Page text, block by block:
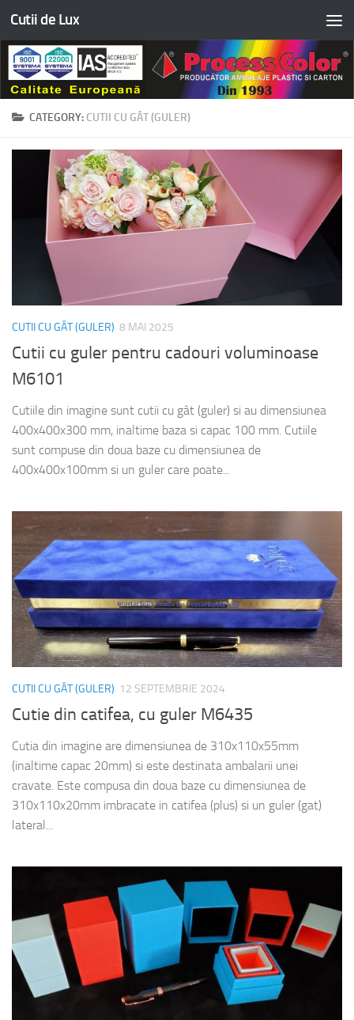
Skip to content
Cutii de Lux
CATEGORY: CUTII CU GÂT (GULER)
CUTII CU GÂT (GULER) 8 MAI 2025
Cutii cu guler pentru cadouri voluminoase
M6101
Cutiile din imagine sunt cutii cu gât (guler) si au dimensiunea
400x400x300 mm, inaltime baza si capac 100 mm. Cutiile
sunt compuse din doua baze cu dimensiunea de
400x400x100mm si un guler care poate...
CUTII CU GÂT (GULER) 12 SEPTEMBRIE 2024
Cutie din catifea, cu guler M6435
Cutia din imagine are dimensiunea de 310x110x55mm
(inaltime capac 20mm) si este destinata ambalarii unei
cravate. Este compusa din doua baze cu dimensiunea de
310x110x20mm imbracate in catifea (plus) si un guler (gat)
lateral...